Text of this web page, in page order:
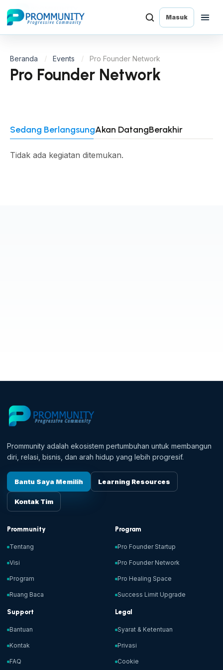
Masuk
Beranda Events Pro Founder Network
Pro Founder Network
Sedang BerlangsungAkan DatangBerakhir
Tidak ada kegiatan ditemukan.
Prommunity adalah ekosistem pertumbuhan untuk membangun
diri, relasi, bisnis, dan arah hidup yang lebih progresif.
Bantu Saya Memilih Learning Resources
Kontak Tim
Prommunity
Tentang
Visi
Program
Ruang Baca
Program
Pro Founder Startup
Pro Founder Network
Pro Healing Space
Success Limit Upgrade
Support
Bantuan
Kontak
FAQ
Legal
Syarat & Ketentuan
Privasi
Cookie